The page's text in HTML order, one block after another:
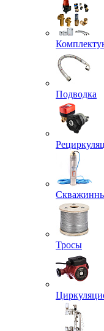
Подводка
Тросы